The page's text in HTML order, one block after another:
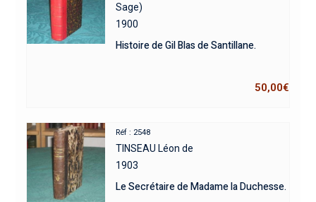
Sage)
1900
Histoire de Gil Blas de Santillane.
50,00€
Réf : 2548
TINSEAU Léon de
1903
Le Secrétaire de Madame la Duchesse.